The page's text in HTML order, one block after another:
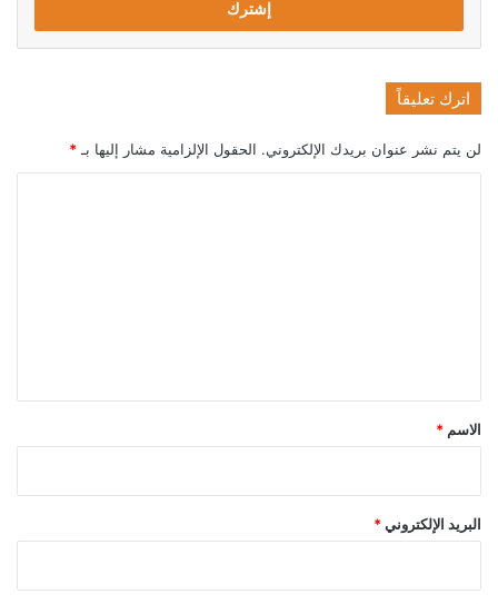
اترك تعليقاً
لن يتم نشر عنوان بريدك الإلكتروني. الحقول الإلزامية مشار إليها بـ *
*
الاسم *
البريد الإلكتروني *